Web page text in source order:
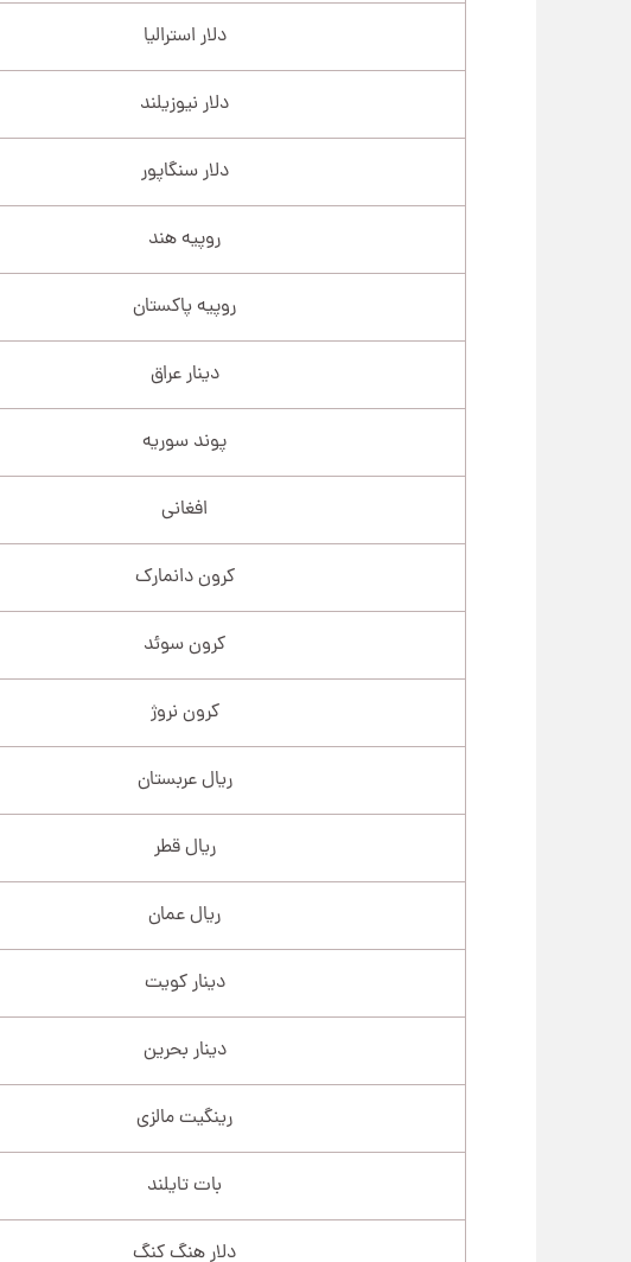
دلار استرالیا
دلار نیوزیلند
دلار سنگاپور
روپیه هند
روپیه پاکستان
دینار عراق
پوند سوریه
افغانی
کرون دانمارک
کرون سوئد
کرون نروژ
ریال عربستان
ریال قطر
ریال عمان
دینار کویت
دینار بحرین
رینگیت مالزی
بات تایلند
دلار هنگ کنگ